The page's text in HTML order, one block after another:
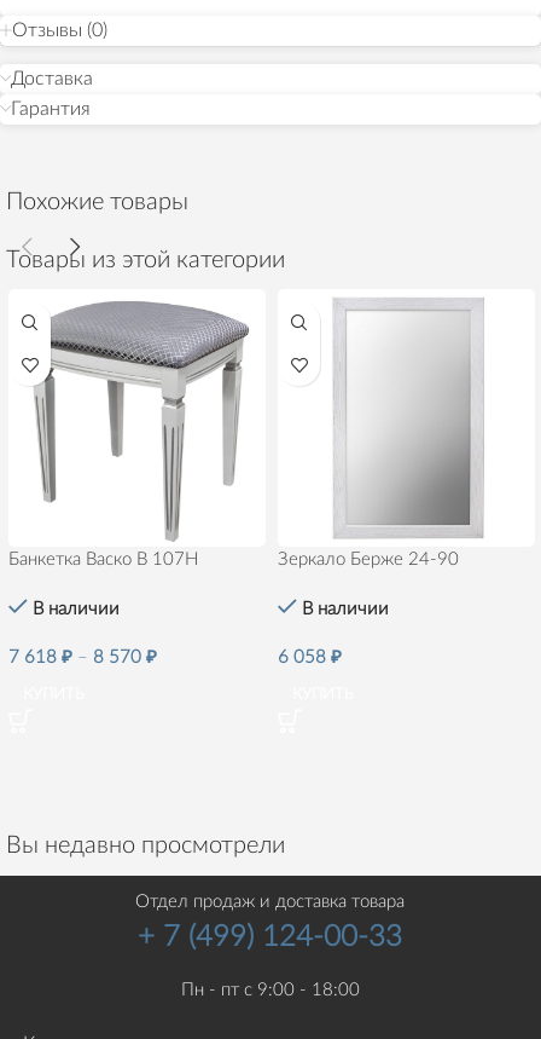
Отзывы (0)
Доставка
Гарантия
Похожие товары
Товары из этой категории
Банкетка Васко В 107Н
В наличии
7 618 ₽ – 8 570 ₽
Зеркало Берже 24-90
В наличии
6 058 ₽
Вы недавно просмотрели
Отдел продаж и доставка товара
+ 7 (499) 124-00-33
Пн - пт с 9:00 - 18:00